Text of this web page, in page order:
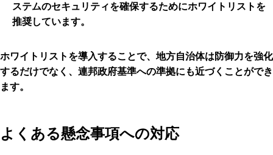
ステムのセキュリティを確保するためにホワイトリストを
推奨しています。
ホワイトリストを導入することで、地方自治体は防御力を強化
するだけでなく、連邦政府基準への準拠にも近づくことができ
ます。
よくある懸念事項への対応